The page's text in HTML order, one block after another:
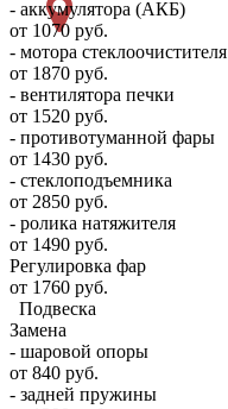
- аккумулятора (АКБ)
от 1070 руб.
- мотора стеклоочистителя
от 1870 руб.
- вентилятора печки
от 1520 руб.
- противотуманной фары
от 1430 руб.
- стеклоподъемника
от 2850 руб.
- ролика натяжителя
от 1490 руб.
Регулировка фар
от 1760 руб.
Подвеска
Замена
- шаровой опоры
от 840 руб.
- задней пружины